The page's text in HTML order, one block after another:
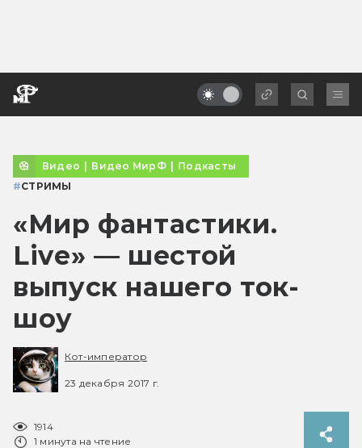
Видео | Видео МирФ | Подкасты
#СТРИМЫ
«Мир фантастики.
Live» — шестой
выпуск нашего ток-
шоу
Кот-император
23 декабря 2017 г.
1914
1 минута на чтение